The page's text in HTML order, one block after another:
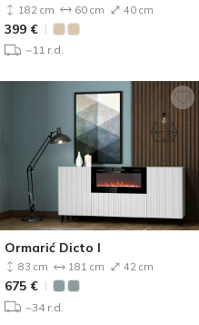
182 cm 60 cm 40 cm
399 €
~11 r.d.
Ormarić Dicto I
83 cm 181 cm 42 cm
675 €
~34 r.d.